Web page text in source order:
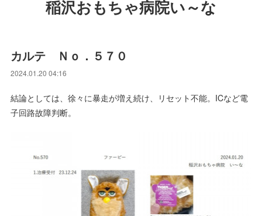
稲沢おもちゃ病院い～な
カルテ Ｎｏ．５７０
2024.01.20 04:16
結論としては、徐々に暴走が増え続け、リセット不能。ICなど電
子回路故障判断。